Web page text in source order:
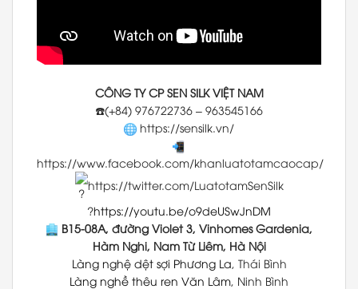
CÔNG TY CP SEN SILK VIỆT NAM
☎️(+84) 976722736 – 963545166
https://sensilk.vn/
https://www.facebook.com/khanluatotamcaocap/
https://twitter.com/LuatotamSenSilk
?https://youtu.be/o9deUSwJnDM
B15-08A, đường Violet 3, Vinhomes Gardenia,
Hàm Nghi, Nam Từ Liêm, Hà Nội
Làng nghệ dệt sợi Phương La , Thái Bình
Làng nghề thêu ren Văn Lâm , Ninh Bình